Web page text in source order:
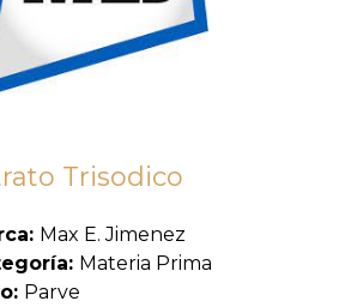
Trisodico
Max E. Jimenez
Materia Prima
Parve